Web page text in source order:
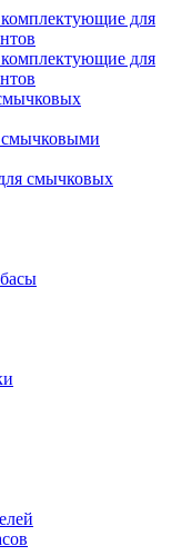
для
для
смычковыми
смычковых